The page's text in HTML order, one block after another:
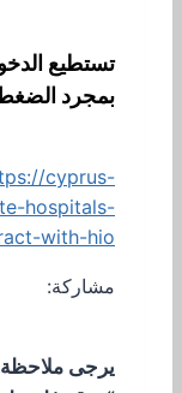
تستطيع
بمجرد
cyprus-
hospitals-
with-hio/
مشاركة:
يرجى ملاحظة